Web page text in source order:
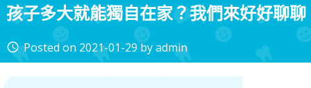
孩子多大就能獨自在家？我們來好好聊聊
access_time Posted on 2021-01-29 byadmin